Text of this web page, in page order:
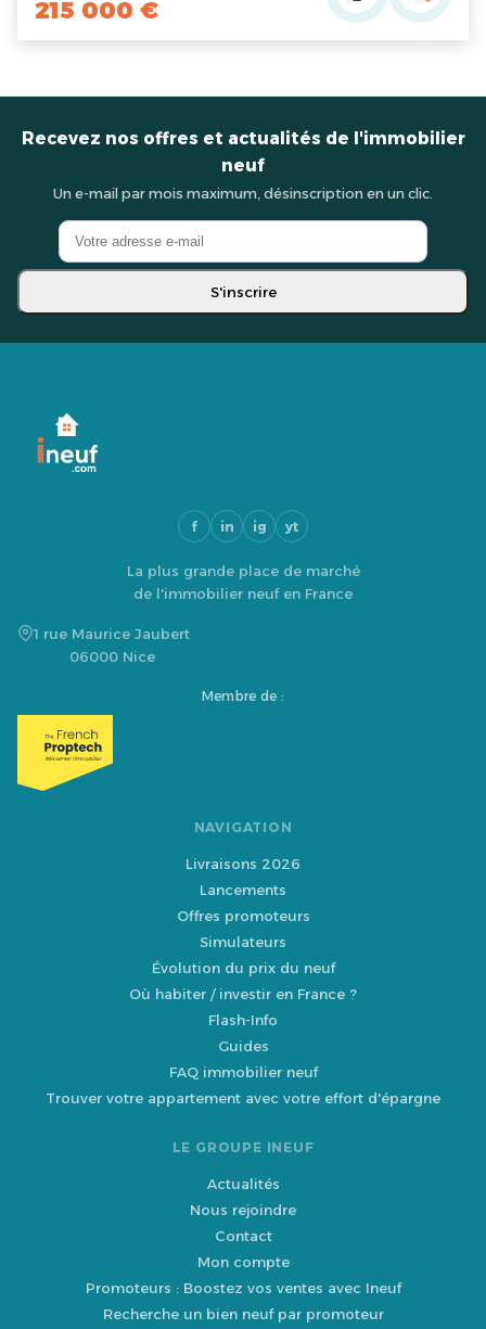
215 000 €
Recevez nos offres et actualités de l'immobilier
neuf
Un e-mail par mois maximum, désinscription en un clic.
S'inscrire
f in ig yt
La plus grande place de marché
de l'immobilier neuf en France
1 rue Maurice Jaubert
06000 Nice
Membre de :
NAVIGATION
Livraisons 2026
Lancements
Offres promoteurs
Simulateurs
Évolution du prix du neuf
Où habiter / investir en France ?
Flash-Info
Guides
FAQ immobilier neuf
Trouver votre appartement avec votre effort d'épargne
LE GROUPE INEUF
Actualités
Nous rejoindre
Contact
Mon compte
Promoteurs : Boostez vos ventes avec Ineuf
Recherche un bien neuf par promoteur